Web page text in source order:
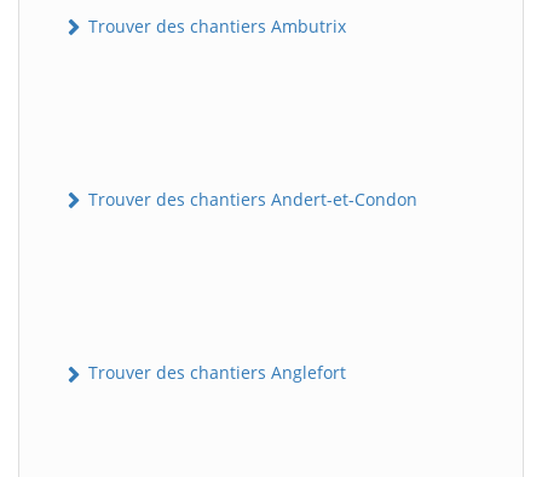
Trouver des chantiers Ambutrix
Trouver des chantiers Andert-et-Condon
Trouver des chantiers Anglefort